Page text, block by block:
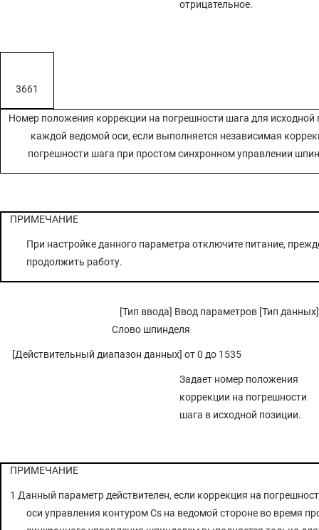
отрицательное.
3661
Номер положения коррекции на погрешности шага для исходной
каждой ведомой оси, если выполняется независимая
погрешности шага при простом синхронном управлении
ПРИМЕЧАНИЕ
При настройке данного параметра отключите питание,
продолжить работу.
[Тип ввода] Ввод параметров [Тип данных]
Слово шпинделя
[Действительный диапазон данных] от 0 до 1535
Задает номер положения
коррекции на погрешности
шага в исходной позиции.
ПРИМЕЧАНИЕ
1 Данный параметр действителен, если коррекция на
оси управления контуром Cs на ведомой стороне во время